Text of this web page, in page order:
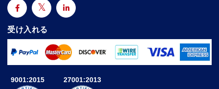
受け入れる
9001:2015 27001:2013